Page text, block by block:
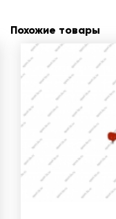
Похожие товары